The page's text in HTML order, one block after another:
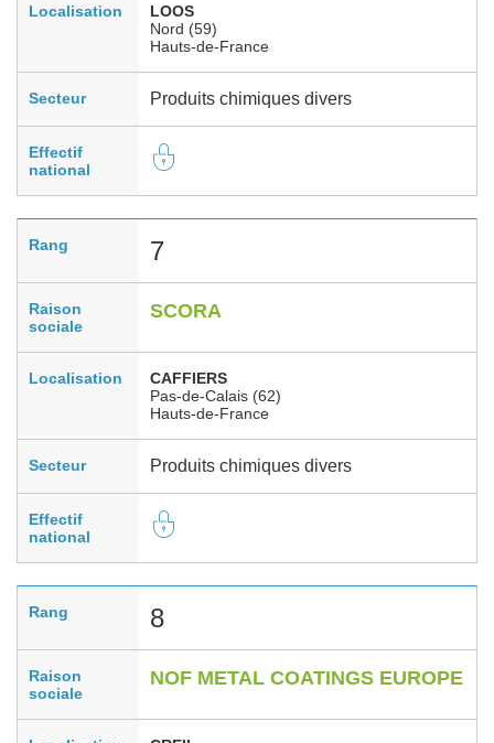
Localisation
LOOS
Nord (59)
Hauts-de-France
Secteur Produits chimiques divers
Effectif
national
Rang 7
Raison
sociale
SCORA
Localisation
CAFFIERS
Pas-de-Calais (62)
Hauts-de-France
Secteur Produits chimiques divers
Effectif
national
Rang 8
Raison
sociale
NOF METAL COATINGS EUROPE